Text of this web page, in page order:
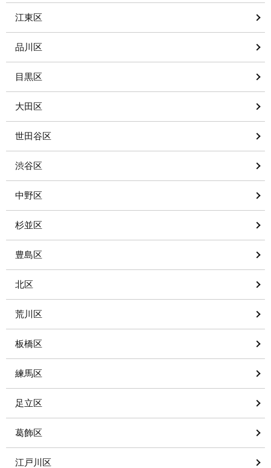
江東区
品川区
目黒区
大田区
世田谷区
渋谷区
中野区
杉並区
豊島区
北区
荒川区
板橋区
練馬区
足立区
葛飾区
江戸川区